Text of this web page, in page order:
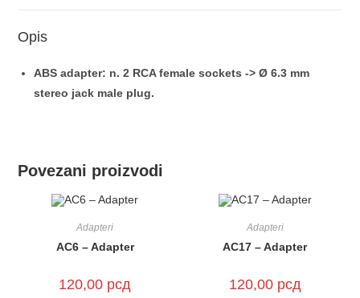
Opis
ABS adapter: n. 2 RCA female sockets -> Ø 6.3 mm
stereo jack male plug.
Povezani proizvodi
Adapteri
AC6 – Adapter
120,00 рсд
Adapteri
AC17 – Adapter
120,00 рсд